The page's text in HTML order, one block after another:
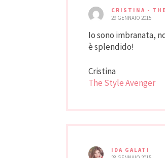
CRISTINA -
29 GENNAIO 2015
Io sono imbranata,
è splendido!
Cristina
The Style Avenger
IDA GALATI